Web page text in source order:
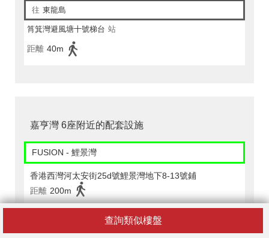
查詢類似樓盤
往 東龍島
筲箕灣避風塘十號梯台 站
距離 40m
嘉亨灣 6座附近的配套設施
FUSION - 鯉景灣
香港西灣河太安街25d號鯉景灣地下8-13號鋪
距離 200m